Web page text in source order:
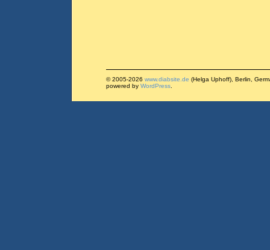
© 2005-2026 www.diabsite.de (Helga Uphoff), Berlin,
powered by WordPress.